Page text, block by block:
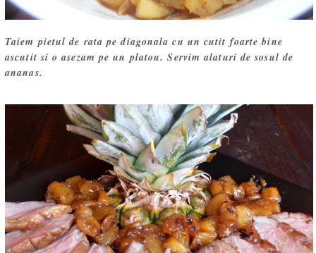
Taiem pietul de rata pe diagonala cu un cutit foarte bine
ascutit si o asezam pe un platou. Servim alaturi de sosul de
ananas.